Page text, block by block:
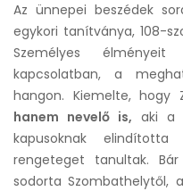
Az ünnepei beszédek
egykori tanítványa, 108-
Személyes
kapcsolatban, a
hangon. Kiemelte, hogy
hanem nevelő is, aki a
kapusoknak
rengeteget tanultak.
sodorta Szombathelytől,